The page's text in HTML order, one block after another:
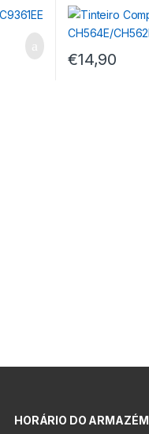
€14,90
HORÁRIO DO ARMAZÉM